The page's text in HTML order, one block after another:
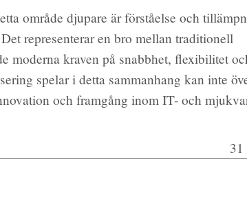
område djupare är förståelse och
representerar en bro mellan traditionell
moderna kraven på snabbhet, flexibilitet
spelar i detta sammanhang kan inte
och framgång inom IT- och
31